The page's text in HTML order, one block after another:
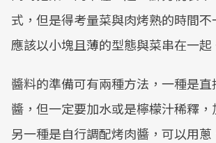
式，但是得考量菜與肉烤熟的時間
應該以小塊且薄的型態與菜串在一起
醬料的準備可有兩種方法，一種是
醬，但一定要加水或是檸檬汁稀釋，
另一種是自行調配烤肉醬，可以用